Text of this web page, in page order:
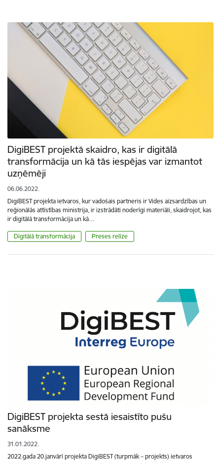
DigiBEST projektā skaidro, kas ir digitālā
transformācija un kā tās iespējas var izmantot
uzņēmēji
06.06.2022.
DigiBEST projekta ietvaros, kur vadošais partneris ir Vides aizsardzības un
reģionālās attīstības ministrija, ir izstrādāti noderīgi materiāli, skaidrojot, kas
ir digitālā transformācija un kā…
Digitālā transformācija Preses relīze
DigiBEST projekta sestā iesaistīto pušu
sanāksme
31.01.2022.
2022.gada 20.janvārī projekta DigiBEST (turpmāk – projekts) ietvaros